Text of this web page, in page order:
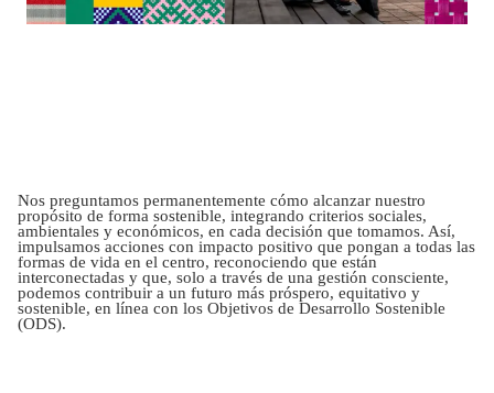
Nos preguntamos permanentemente cómo alcanzar nuestro
propósito de forma sostenible, integrando criterios sociales,
ambientales y económicos, en cada decisión que tomamos. Así,
impulsamos acciones con impacto positivo que pongan a todas las
formas de vida en el centro, reconociendo que están
interconectadas y que, solo a través de una gestión consciente,
podemos contribuir a un futuro más próspero, equitativo y
sostenible, en línea con los Objetivos de Desarrollo Sostenible
(ODS).